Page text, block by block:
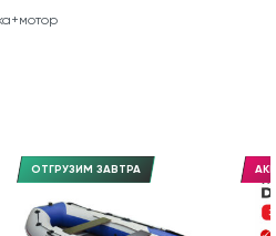
ОТГРУЗИМ ЗАВТРА